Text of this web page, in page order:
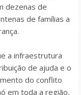
dezenas de
de famílias a
a infraestrutura
de ajuda e o
do conflito
em toda a região,